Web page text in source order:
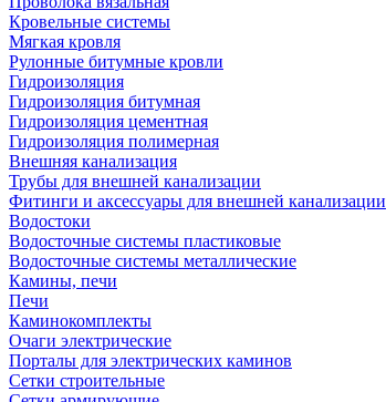
Кровельные системы
Мягкая кровля
Рулонные битумные кровли
Гидроизоляция
Гидроизоляция битумная
Гидроизоляция цементная
Гидроизоляция полимерная
Внешняя канализация
Трубы для внешней канализации
Фитинги и аксессуары для внешней канализации
Водостоки
Водосточные системы пластиковые
Водосточные системы металлические
Камины, печи
Печи
Каминокомплекты
Очаги электрические
Порталы для электрических каминов
Сетки строительные